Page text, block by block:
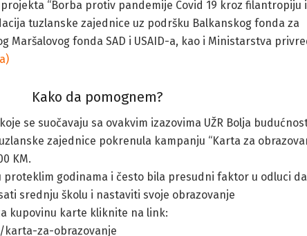
“Borba protiv pandemije Covid 19 kroz filantropiju i
tuzlanske zajednice uz podršku Balkanskog fonda za
Maršalovog fonda SAD i USAID-a, kao i Ministarstva
Kako da pomognem?
se suočavaju sa ovakvim izazovima UŽR Bolja
zajednice pokrenula kampanju “Karta za
KM.
proteklim godinama i često bila presudni faktor u odluci
srednju školu i nastaviti svoje obrazovanje
kupovinu karte kliknite na link:
za-obrazovanje